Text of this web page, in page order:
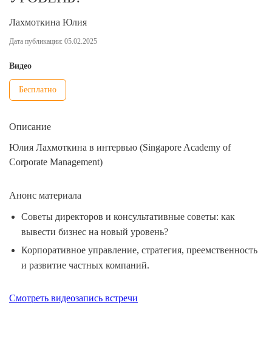
Лахмоткина Юлия
Дата публикации: 05.02.2025
Видео
Бесплатно
Описание
Юлия Лахмоткина в интервью (Singapore Academy of
Corporate Management)
Анонс материала
Советы директоров и консультативные советы: как
вывести бизнес на новый уровень?
Корпоративное управление, стратегия, преемственность
и развитие частных компаний.
Смотреть видеозапись встречи